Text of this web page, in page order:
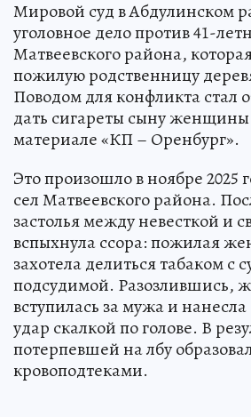
Мировой суд в Абдулинском
уголовное дело против 41-
Матвеевского района,
пожилую родственницу
Поводом для конфликта стал
дать сигареты сыну
материале «КП – Оренбург».
Это произошло в ноябре 2025
сел Матвеевского района.
застолья между невесткой и
вспыхнула ссора: пожилая
захотела делиться табаком с
подсудимой. Разозлившись,
вступилась за мужа и
удар скалкой по голове. В
потерпевшей на лбу
кровоподтеками.